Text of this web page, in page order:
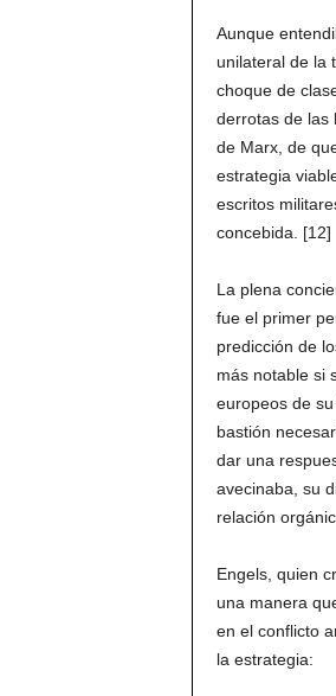
Aunque
unilateral de la
choque de
derrotas de las
de Marx, de
estrategia
escritos
concebida. [12]
La plena
fue el primer
predicción de
más notable si
europeos de
bastión
dar una
avecinaba, su
relación
Engels, quien
una manera
en el conflicto
la estrategia: